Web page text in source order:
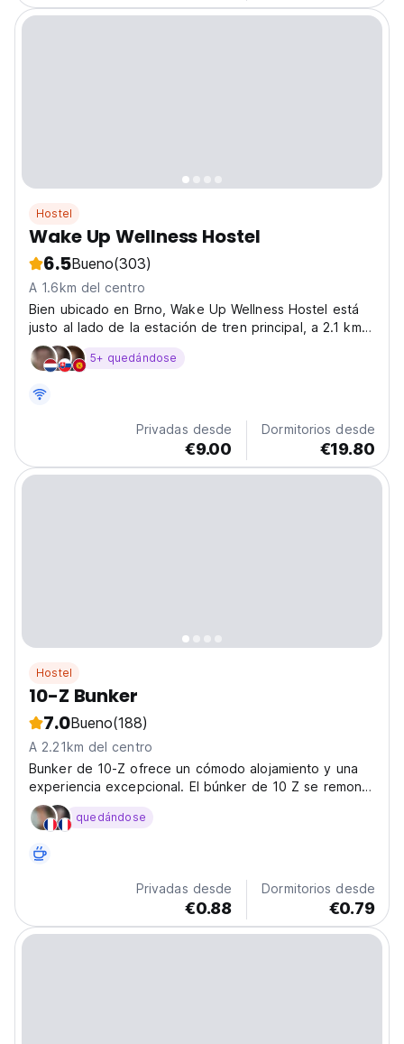
Hostel
Wake Up Wellness Hostel
6.5Bueno(303)
A 1.6km del centro
Bien ubicado en Brno, Wake Up Wellness Hostel está
justo al lado de la estación de tren principal, a 2.1 km
de Spilber
5+ quedándose
Privadas desde
€9.00
Dormitorios desde
€19.80
Hostel
10-Z Bunker
7.0Bueno(188)
A 2.21km del centro
Bunker de 10-Z ofrece un cómodo alojamiento y una
experiencia excepcional. El búnker de 10 Z se remonta
a la era comunista.
quedándose
Privadas desde
€0.88
Dormitorios desde
€0.79